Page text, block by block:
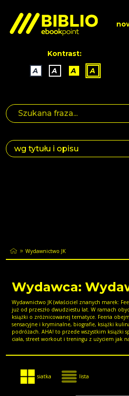
Kontrast:
A
A A A
Wydawnictwo JK
Wydawca:
Wydawnictwo JK (właściciel znanych marek:
już od przeszło dwudziestu lat. W ramach
książki o zróżnicowanej tematyce. Feeria
sensacyjne i kryminalne, biografie, książki
podróżach. AHA! to przede wszystkim książki
ciała, street workout i treningu z użyciem jak
siatka lista